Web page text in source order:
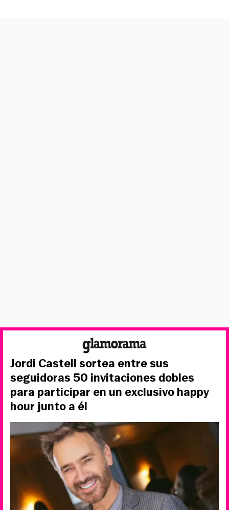
Jordi Castell sortea entre sus
seguidoras 50 invitaciones dobles
para participar en un exclusivo happy
hour junto a él